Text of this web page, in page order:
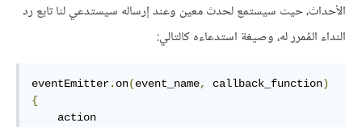
الأحداث، حيث سيستمع لحدث معين وعند إرساله سيستدعي لنا تابع رد
النداء المُمرر له، وصيغة استدعاءه كالتالي:
eventEmitter. on(event_name, callback_function)
{